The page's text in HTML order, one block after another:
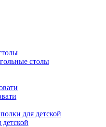
столы
для детской